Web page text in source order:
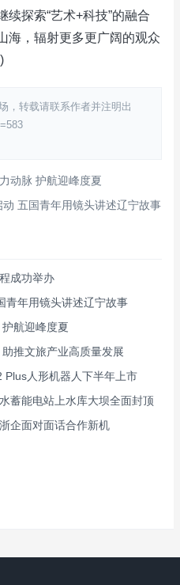
探索“艺术+科技”的融合
海，辐射更多更广阔的观众
，转载请联系作者并注明出
动脉 护航迎峰度夏
动 五国青年用镜头讲述辽宁故事
成功举办
青年用镜头讲述辽宁故事
航迎峰度夏
推文旅产业高质量发展
Plus人形机器人下半年上市
蓄能电站上水库大坝全面封顶
企面对面话合作新机